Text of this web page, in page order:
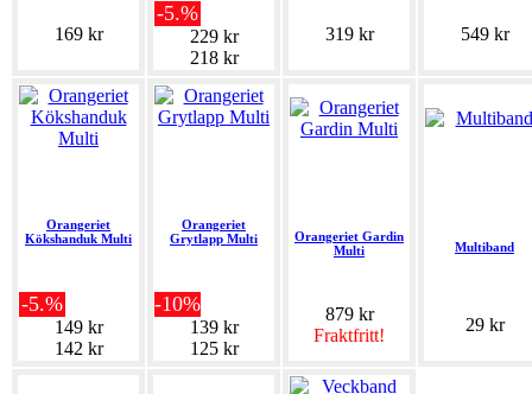
169 kr
-5.%
229 kr
218 kr
319 kr 549 kr
Orangeriet
Kökshanduk Multi
-5.%
149 kr
142 kr
Orangeriet
Grytlapp Multi
-10%
139 kr
125 kr
Orangeriet Gardin
Multi
879 kr
Fraktfritt!
Multiband
29 kr